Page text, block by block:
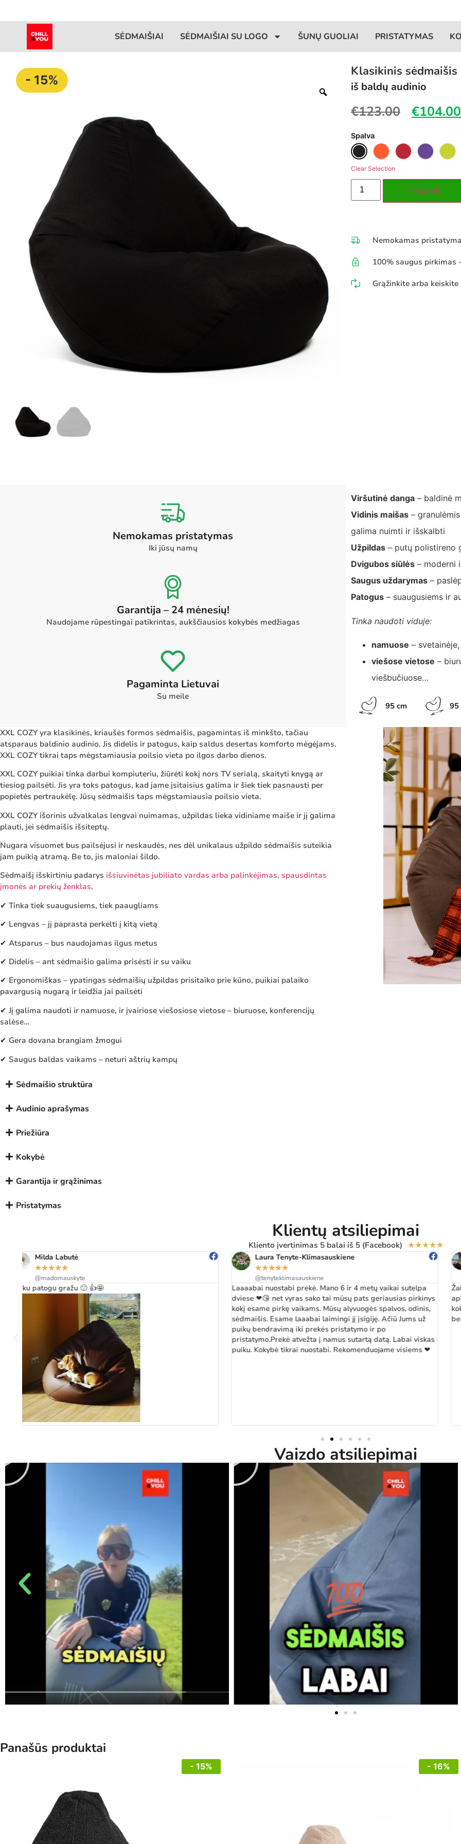
SĖDMAIŠIAI SĖDMAIŠIAI SU LOGO ŠUNŲ GUOLIAI PRISTATYMAS
- 15%
Klasikinis sėdmaišis
iš baldų audinio
€123.00 €104.00
Spalva
Clear Selection
Į krepšelį
Nemokamas
100% saugus pirkimas
Grąžinkite arba keiskite
Nemokamas pristatymas
Iki jūsų namų
Garantija – 24 mėnesių!
Naudojame rūpestingai patikrintas, aukščiausios kokybės medžiagas
Pagaminta Lietuvai
Su meile
Viršutinė danga – baldinė
Vidinis maišas –
galima nuimti ir išskalbti
Užpildas – putų polistireno
Dvigubos siūlės – moderni
Saugus uždarymas –
Patogus – suaugusiems ir
Tinka naudoti viduje:
namuose –
viešose vietose –
viešbučiuose…
95 cm 95
XXL COZY yra klasikinės, kriaušės formos sėdmaišis, pagamintas iš minkšto, tačiau
atsparaus baldinio audinio. Jis didelis ir patogus, kaip saldus desertas komforto mėgėjams.
XXL COZY tikrai taps mėgstamiausia poilsio vieta po ilgos darbo dienos.
XXL COZY puikiai tinka darbui kompiuteriu, žiūrėti kokį nors TV serialą, skaityti knygą ar
tiesiog pailsėti. Jis yra toks patogus, kad jame įsitaisius galima ir šiek tiek pasnausti per
popietės pertraukėlę. Jūsų sėdmaišis taps mėgstamiausia poilsio vieta.
XXL COZY išorinis užvalkalas lengvai nuimamas, užpildas lieka vidiniame maiše ir jį galima
plauti, jei sėdmaišis išsiteptų.
Nugara visuomet bus pailsėjusi ir neskaudės, nes dėl unikalaus užpildo sėdmaišis suteikia
jam puikią atramą. Be to, jis maloniai šildo.
Sėdmaišį išskirtiniu padarys išsiuvinėtas jubiliato vardas arba palinkėjimas, spausdintas
įmonės ar prekių ženklas.
✔ Tinka tiek suaugusiems, tiek paaugliams
✔ Lengvas – jį paprasta perkelti į kitą vietą
✔ Atsparus – bus naudojamas ilgus metus
✔ Didelis – ant sėdmaišio galima prisėsti ir su vaiku
✔ Ergonomiškas – ypatingas sėdmaišių užpildas prisitaiko prie kūno, puikiai palaiko
pavargusią nugarą ir leidžia jai pailsėti
✔ Jį galima naudoti ir namuose, ir įvairiose viešosiose vietose – biuruose, konferencijų
salėse…
✔ Gera dovana brangiam žmogui
✔ Saugus baldas vaikams – neturi aštrių kampų
Sėdmaišio struktūra
Audinio aprašymas
Priežiūra
Kokybė
Garantija ir grąžinimas
Pristatymas
Klientų atsiliepimai
Kliento įvertinimas 5 balai iš 5 (Facebook) ★★★★★
Laura Tenyte-Klimasauskiene
★★★★
@tenyteklimasauskiene
Laaaabai nuostabi prekė. Mano 6 ir 4 metų vaikai sutelpa
dviese ❤😘 net vyras sako tai mūsų pats geriausias pirkinys
kokį esame pirkę vaikams. Mūsų alyvuogės spalvos, odinis,
sėdmaišis. Esame laaabai laimingi jį įsigiję. Ačiū Jums už
puikų bendravimą iki prekės pristatymo ir po
pristatymo.Prekė atvežta į namus sutartą datą. Labai viskas
puiku. Kokybė tikrai nuostabi. Rekomenduojame visiems ❤
Virginija Siugzdiniene
★★★★
@virginija.siugzdiniene.3
Žaibiškas pristatymas netgi esant milžiniškomis darbo
apkrovomis, Operatyvus informacijos teikimas. Prekė labai
kokybiška ir patraukli. Ačiū vadybininkui p. Virmantui už
bendradarbiavimą.
Vaizdo atsiliepimai
Panašūs produktai
- 15% - 16%